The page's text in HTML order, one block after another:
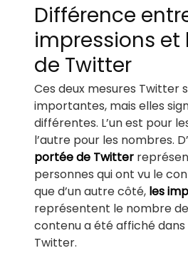
Différence
impressions et
de Twitter
Ces deux mesures Twitter
importantes, mais elles
différentes. L’un est pour
l’autre pour les nombres.
portée de Twitter
personnes qui ont vu le
que d’un autre côté, les
représentent le nombre
contenu a été affiché
Twitter.